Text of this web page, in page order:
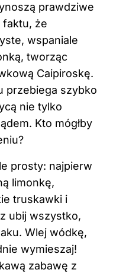
prawdziwe
faktu, że
wspaniale
tworząc
Caipiroskę.
przebiega szybko
nie tylko
Kto mógłby
prosty: najpierw
limonkę,
truskawki i
ubij wszystko,
Wlej wódkę,
wymieszaj!
zabawę z